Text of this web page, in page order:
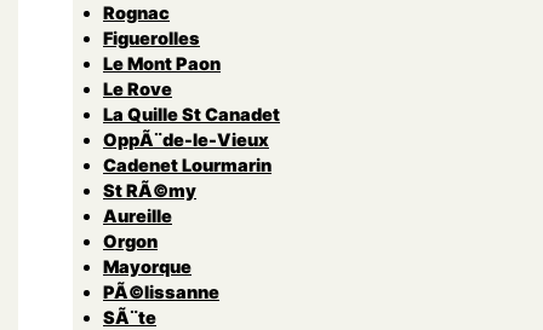
Rognac
Figuerolles
Le Mont Paon
Le Rove
La Quille St Canadet
OppÃ¨de-le-Vieux
Cadenet Lourmarin
St RÃ©my
Aureille
Orgon
Mayorque
PÃ©lissanne
SÃ¨te